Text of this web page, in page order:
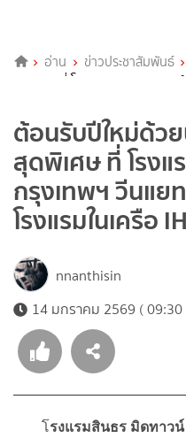
อ่าน ข่าวประชาสัมพันธ์
สุดพิเศษ ที่ โรงแรมสินธร มิดทาว
ต้อนรับปีใหม่ด้ว
สุดพิเศษ ที่ โรง
กรุงเทพฯ วีนแย
โรงแรมในเครือ
nnanthisin
14 มกราคม 2569 ( 09:30
โรงแรมสินธร มิดทาว